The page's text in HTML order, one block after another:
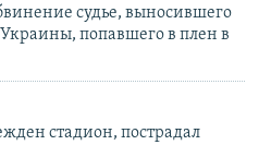
судье, выносившего
попавшего в плен в
стадион, пострадал